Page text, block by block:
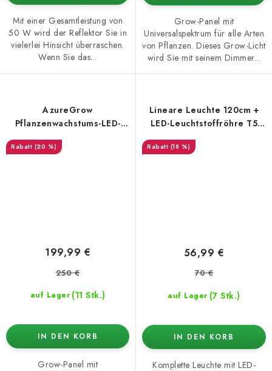
Mit einer Gesamtleistung von
50 W wird der Reflektor Sie in
vielerlei Hinsicht überraschen.
Wenn Sie das...
Grow-Panel mit
Universalspektrum für alle Arten
von Pflanzen. Dieses Grow-Licht
wird Sie mit seinem Dimmer...
AzureGrow
Pflanzenwachstums-LED-
(20 %)
auf Lager (11 Stk.)
199,99 €
250 €
IN DEN KORB
Grow-Panel mit
Lineare Leuchte 120cm +
LED-Leuchtstoffröhre T5
Beleuchtung)
(18 %)
auf Lager (7 Stk.)
56,99 €
70 €
IN DEN KORB
Komplette Leuchte mit LED-